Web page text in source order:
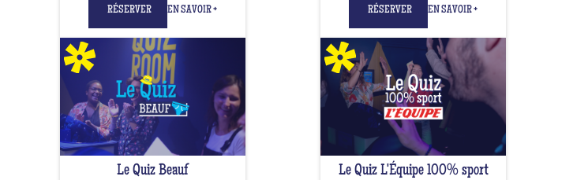
RÉSERVER EN SAVOIR + RÉSERVER EN SAVOIR +
Le Quiz Beauf Le Quiz L'Équipe 100% sport